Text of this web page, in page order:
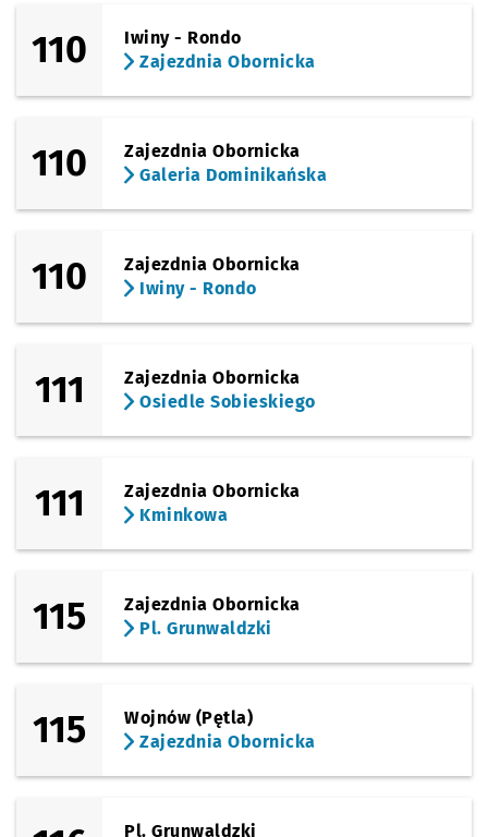
110
Iwiny - Rondo
Zajezdnia Obornicka
110
Zajezdnia Obornicka
Galeria Dominikańska
110
Zajezdnia Obornicka
Iwiny - Rondo
111
Zajezdnia Obornicka
Osiedle Sobieskiego
111
Zajezdnia Obornicka
Kminkowa
115
Zajezdnia Obornicka
Pl. Grunwaldzki
115
Wojnów (Pętla)
Zajezdnia Obornicka
Pl. Grunwaldzki